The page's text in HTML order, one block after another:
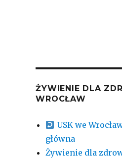
ŻYWIENIE DLA
WROCŁAW
USK we
główna
Żywienie dla